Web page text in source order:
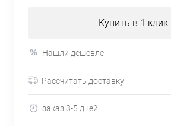
Купить в 1 клик
Нашли дешевле
Рассчитать доставку
заказ 3-5 дней